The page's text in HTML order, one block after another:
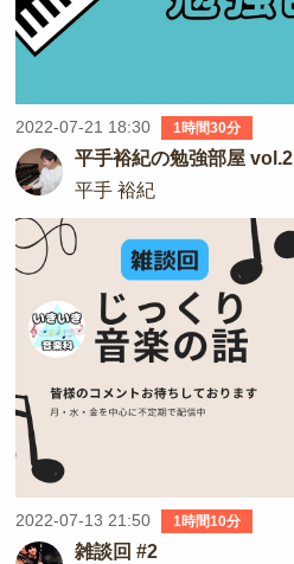
2022-07-21 18:30 1時間30分
平手裕紀の勉強部屋 vol.2
平手 裕紀
2022-07-13 21:50 1時間10分
雑談回 #2